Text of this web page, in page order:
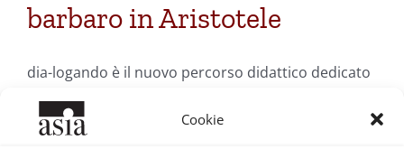
Cookie
barbaro in Aristotele
dia-logando è il nuovo percorso didattico dedicato
interamente alla filosofia